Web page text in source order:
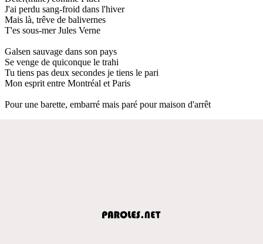
J'ai perdu sang-froid dans l'hiver
Mais là, trêve de balivernes
T'es sous-mer Jules Verne
Galsen sauvage dans son pays
Se venge de quiconque le trahi
Tu tiens pas deux secondes je tiens le pari
Mon esprit entre Montréal et Paris
Pour une barette, embarré mais paré pour maison d'arrêt